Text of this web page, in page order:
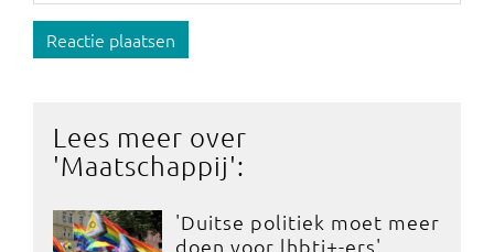
Reactie plaatsen
Lees meer over
'Maatschappij':
'Duitse politiek moet meer
doen voor lhbti+-ers'